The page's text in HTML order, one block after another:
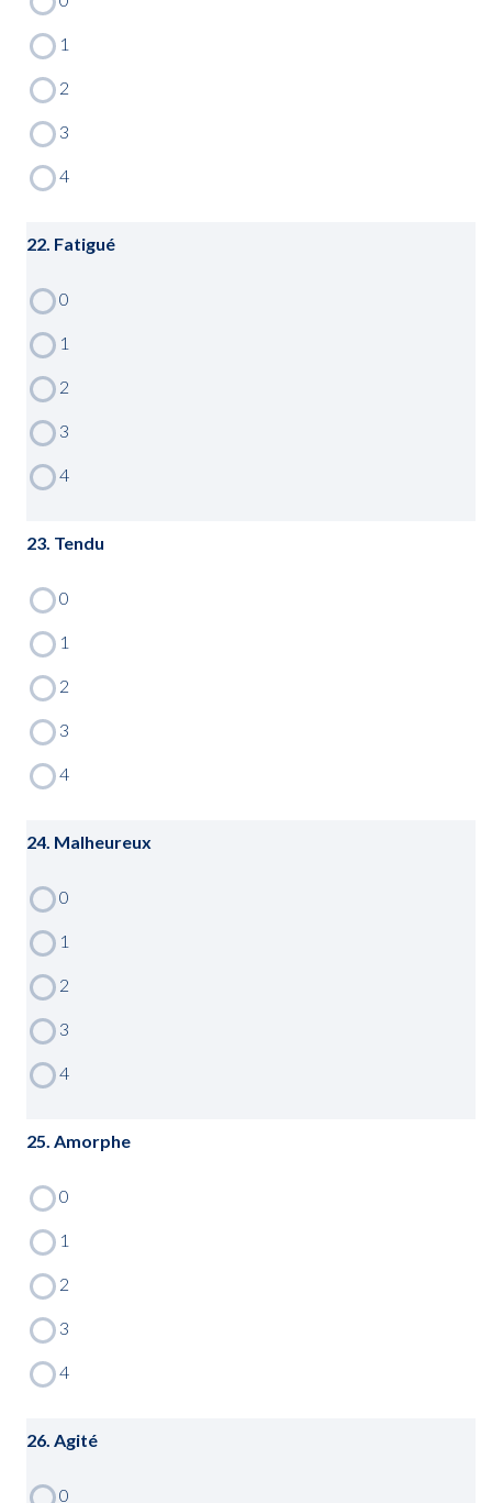
22. Fatigué
23. Tendu
24. Malheureux
25. Amorphe
26. Agité